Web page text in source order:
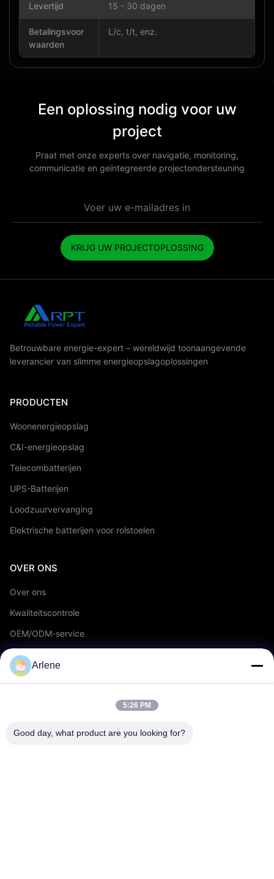
Levertijd 15 - 30 dagen
Betalingsvoor
waarden
L/c, t/t, enz.
Een oplossing nodig voor uw
project
Praat met onze experts over navigatie, monitoring,
communicatie en geïntegreerde projectondersteuning
KRIJG UW PROJECTOPLOSSING
Betrouwbare energie-expert – wereldwijd toonaangevende
leverancier van slimme energieopslagoplossingen
PRODUCTEN
Woonenergieopslag
C&I-energieopslag
Telecombatterijen
UPS-Batterijen
Loodzuurvervanging
Elektrische batterijen voor rolstoelen
OVER ONS
Over ons
Kwaliteitscontrole
OEM/ODM-service
Evenementen en nieuws
Veelgestelde vragen
Arlene
5:26 PM
Good day, what product are you looking for?